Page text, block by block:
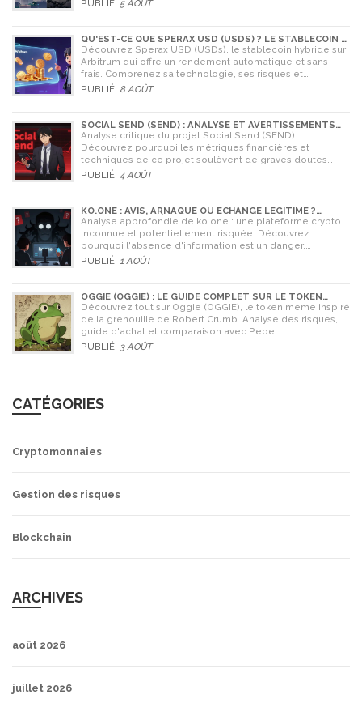
PUBLIÉ: 5 AOÛT
QU'EST-CE QUE SPERAX USD (USDS) ? LE STABLECOIN À
RENDEMENT AUTOMATIQUE
Découvrez Sperax USD (USDs), le stablecoin hybride sur
Arbitrum qui offre un rendement automatique et sans
frais. Comprenez sa technologie, ses risques et
comment l'utiliser en 2026.
PUBLIÉ: 8 AOÛT
SOCIAL SEND (SEND) : ANALYSE ET AVERTISSEMENTS
CRITIQUES POUR 2026
Analyse critique du projet Social Send (SEND).
Découvrez pourquoi les métriques financières et
techniques de ce projet soulèvent de graves doutes
quant à sa légitimité en 2026.
PUBLIÉ: 4 AOÛT
KO.ONE : AVIS, ARNAQUE OU ÉCHANGE LÉGITIME ?
ANALYSE COMPLÈTE
Analyse approfondie de ko.one : une plateforme crypto
inconnue et potentiellement risquée. Découvrez
pourquoi l'absence d'information est un danger,
comparez avec Coinone et apprenez à vérifier la sécurité
PUBLIÉ: 1 AOÛT
OGGIE (OGGIE) : LE GUIDE COMPLET SUR LE TOKEN
MEME DE LA GRENOUILLE
Découvrez tout sur Oggie (OGGIE), le token meme inspiré
de la grenouille de Robert Crumb. Analyse des risques,
guide d'achat et comparaison avec Pepe.
PUBLIÉ: 3 AOÛT
CATÉGORIES
Cryptomonnaies
Gestion des risques
Blockchain
ARCHIVES
août 2026
juillet 2026